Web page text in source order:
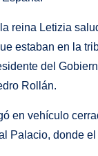
reina Letizia
estaban en la
del
Rollán.
en vehículo
Palacio, donde